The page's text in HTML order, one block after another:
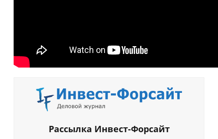
Рассылка Инвест-Форсайт